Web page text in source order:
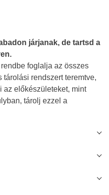
járjanak, de tartsd a
foglalja az összes
tárolási rendszert teremtve,
az előkészületeket, mint
tárolj ezzel a